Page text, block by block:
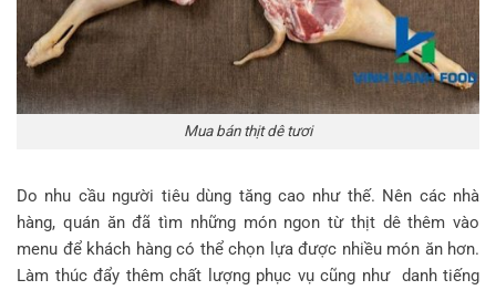
Mua bán thịt dê tươi
Do nhu cầu người tiêu dùng tăng cao như thế. Nên các nhà
hàng, quán ăn đã tìm những món ngon từ thịt dê thêm vào
menu để khách hàng có thể chọn lựa được nhiều món ăn hơn.
Làm thúc đẩy thêm chất lượng phục vụ cũng như danh tiếng